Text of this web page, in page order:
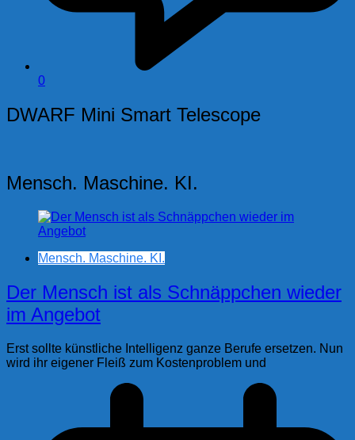
0
DWARF Mini Smart Telescope
Mensch. Maschine. KI.
Mensch. Maschine. KI.
Der Mensch ist als Schnäppchen wieder
im Angebot
Erst sollte künstliche Intelligenz ganze Berufe ersetzen. Nun
wird ihr eigener Fleiß zum Kostenproblem und